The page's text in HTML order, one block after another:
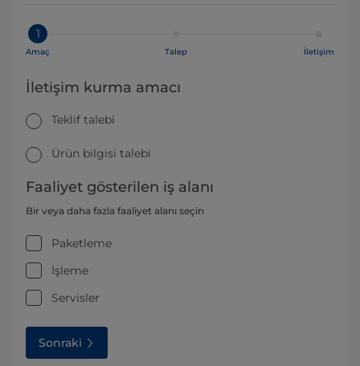
1
Amaç Talep İletişim
İletişim kurma amacı
Teklif talebi
Ürün bilgisi talebi
Faaliyet gösterilen iş alanı
Bir veya daha fazla faaliyet alanı seçin
Paketleme
İşleme
Servisler
Sonraki